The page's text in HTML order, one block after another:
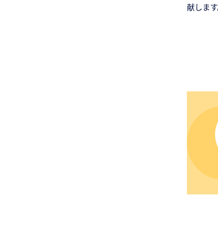
献しま